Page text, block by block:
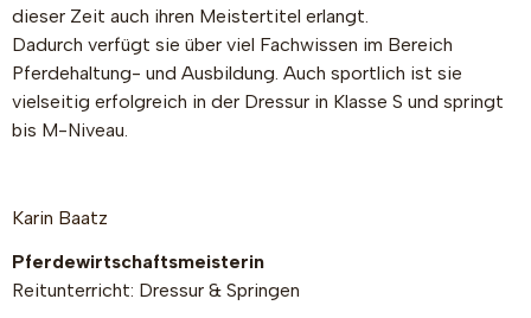
dieser Zeit auch ihren Meistertitel erlangt.
Dadurch verfügt sie über viel Fachwissen im Bereich
Pferdehaltung- und Ausbildung. Auch sportlich ist sie
vielseitig erfolgreich in der Dressur in Klasse S und springt
bis M-Niveau.
Karin Baatz
Pferdewirtschaftsmeisterin
Reitunterricht: Dressur & Springen